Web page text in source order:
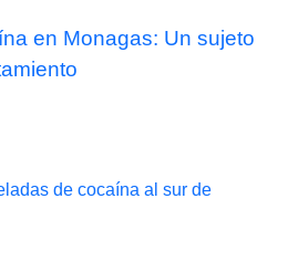
en Monagas: Un sujeto